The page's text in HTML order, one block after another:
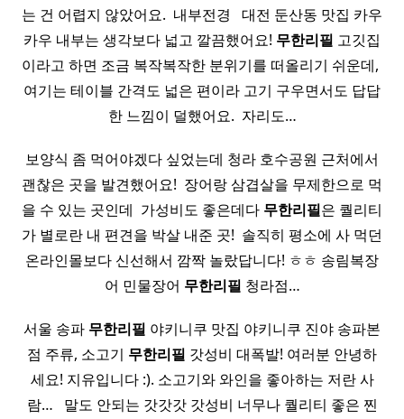
는 건 어렵지 않았어요. ​ 내부전경 ​ ​ 대전 둔산동 맛집 카우
카우 내부는 생각보다 넓고 깔끔했어요! 무한리필 고깃집
이라고 하면 조금 복작복작한 분위기를 떠올리기 쉬운데, ​
여기는 테이블 간격도 넓은 편이라 고기 구우면서도 답답
한 느낌이 덜했어요. ​ 자리도…
보양식 좀 먹어야겠다 싶었는데 청라 호수공원 근처에서
괜찮은 곳을 발견했어요! ​ 장어랑 삼겹살을 무제한으로 먹
을 수 있는 곳인데 ​ 가성비도 좋은데다 무한리필은 퀄리티
가 별로란 내 편견을 박살 내준 곳! ​ 솔직히 평소에 사 먹던
온라인몰보다 신선해서 깜짝 놀랐답니다! ㅎㅎ 송림복장
어 민물장어 무한리필 청라점…
서울 송파 무한리필 야키니쿠 맛집 야키니쿠 진야 송파본
점 주류, 소고기 무한리필 갓성비 대폭발! 여러분 안녕하
세요! 지유입니다 :). 소고기와 와인을 좋아하는 저란 사
람… ​ ​ 말도 안되는 갓갓갓 갓성비 너무나 퀄리티 좋은 찐